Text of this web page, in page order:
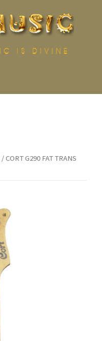
/ CORT G290 FAT TRANS